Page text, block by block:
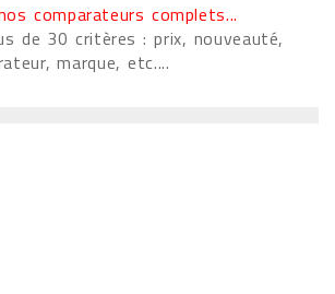
comparateurs complets...
de 30 critères : prix, nouveauté,
marque, etc....